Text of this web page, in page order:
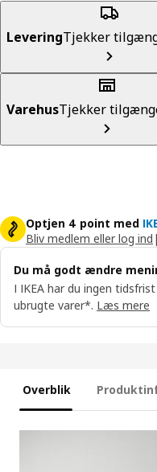
LeveringTjekker
VarehusTjekker
Optjen 4 point med
Bliv medlem eller log ind |
Du må godt ændre
I IKEA har du ingen
ubrugte varer*. Læs mere
Overblik